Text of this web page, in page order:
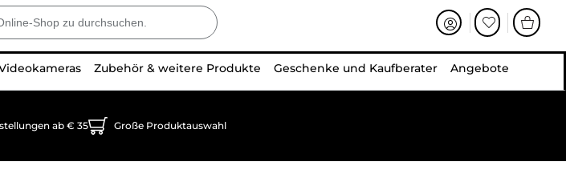
Zubehör & weitere Produkte Geschenke und Kaufberater Angebote
ab € 35 Große Produktauswahl